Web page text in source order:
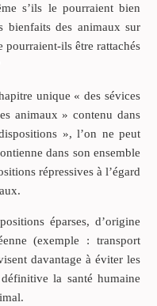
s’ils le pourraient bien
bienfaits des animaux sur
pourraient-ils être rattachés
unique « des sévices
animaux » contenu dans
», l’on ne peut
dans son ensemble
répressives à l’égard
éparses, d’origine
(exemple : transport
davantage à éviter les
la santé humaine